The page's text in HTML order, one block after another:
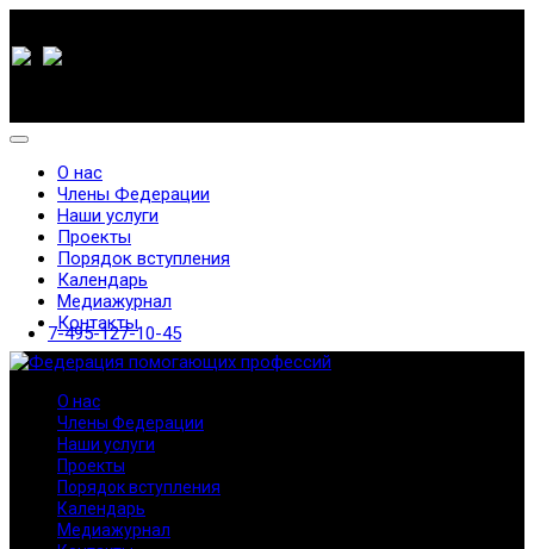
7-495-127-10-45
О нас
Члены Федерации
Наши услуги
Проекты
Порядок вступления
Календарь
Медиажурнал
Контакты
О нас
Члены Федерации
Наши услуги
Проекты
Порядок вступления
Календарь
Медиажурнал